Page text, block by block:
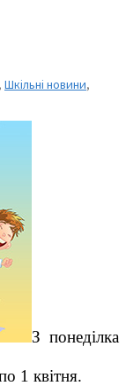
, Шкільні новини,
З понеділка
1 квітня.